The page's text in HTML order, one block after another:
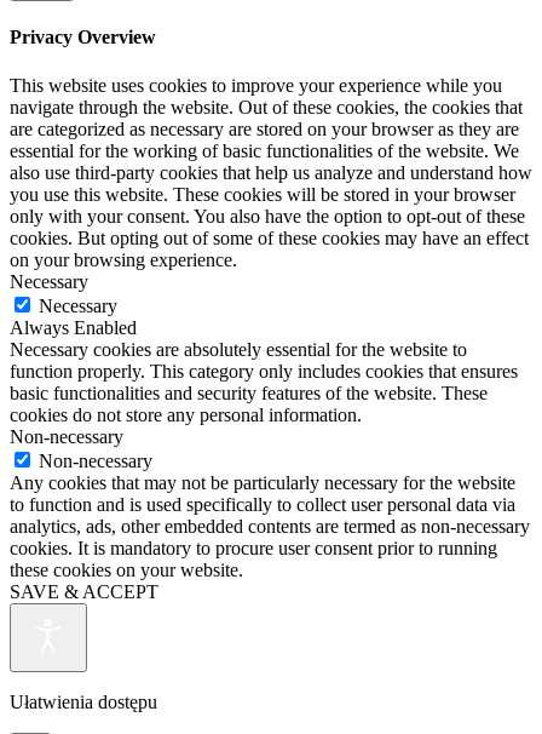
Privacy Overview
This website uses cookies to improve your experience while you
navigate through the website. Out of these cookies, the cookies that
are categorized as necessary are stored on your browser as they are
essential for the working of basic functionalities of the website. We
also use third-party cookies that help us analyze and understand how
you use this website. These cookies will be stored in your browser
only with your consent. You also have the option to opt-out of these
cookies. But opting out of some of these cookies may have an effect
on your browsing experience.
Necessary
Necessary
Always Enabled
Necessary cookies are absolutely essential for the website to
function properly. This category only includes cookies that ensures
basic functionalities and security features of the website. These
cookies do not store any personal information.
Non-necessary
Non-necessary
Any cookies that may not be particularly necessary for the website
to function and is used specifically to collect user personal data via
analytics, ads, other embedded contents are termed as non-necessary
cookies. It is mandatory to procure user consent prior to running
these cookies on your website.
SAVE & ACCEPT
Ułatwienia dostępu